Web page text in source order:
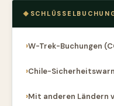
W-Trek-Buchungen
Chile-
Mit anderen Ländern